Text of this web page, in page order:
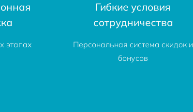
этапах
Гибкие условия
сотрудничества
Персональная система скидок и
бонусов